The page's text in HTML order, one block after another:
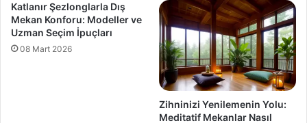
Katlanır Şezlonglarla Dış
Mekan Konforu: Modeller ve
Uzman Seçim İpuçları
08 Mart 2026
Zihninizi Yenilemenin Yolu:
Meditatif Mekanlar Nasıl